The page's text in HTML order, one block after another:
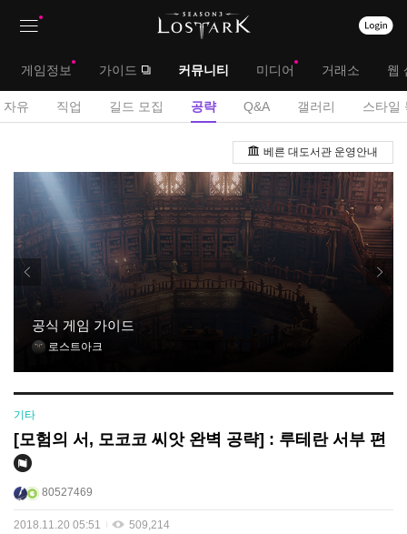
뉴
대
메
게임정보 가이드 커뮤니티 미디어 거래소 웹
서
메
뉴
자유 직업 길드 모집 공략 Q&A 갤러리 스타일
략
판
베른 대도서관 운영안내
공식 게임 가이드
로스트아크
기타
[모험의 서, 모코코 씨앗 완벽 공략] : 루테란 서부 편
80527469
2018.11.20 05:51 509,214